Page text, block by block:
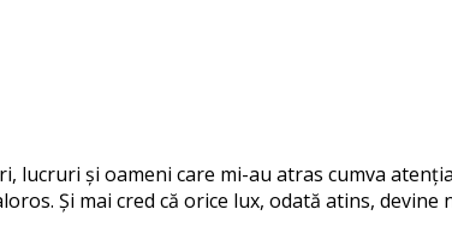
lucruri și oameni care mi-au atras cumva
Și mai cred că orice lux, odată atins, devine